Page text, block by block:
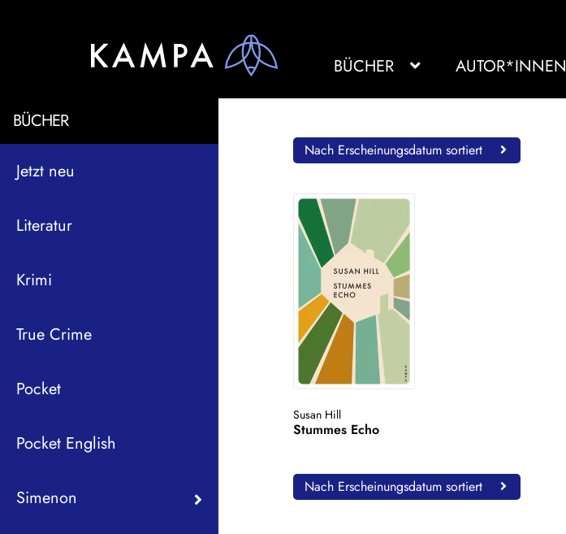
BÜCHER AUTOR*INNEN
BÜCHER
Jetzt neu
Literatur
Krimi
True Crime
Pocket
Pocket English
Simenon
Nach Erscheinungsdatum sortiert
Susan Hill
Stummes Echo
Nach Erscheinungsdatum sortiert